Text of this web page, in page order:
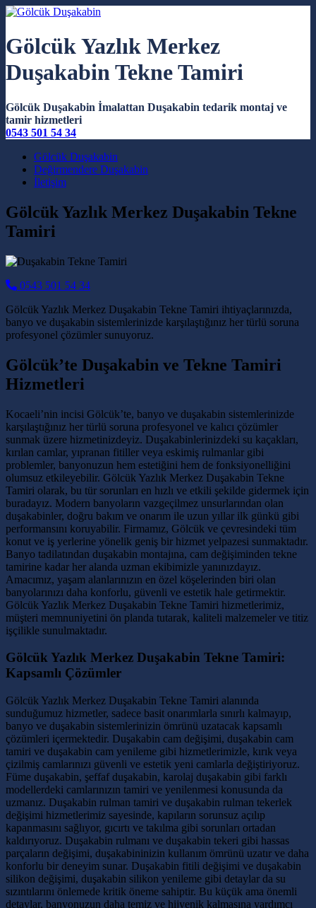
Gölcük Yazlık Merkez
Duşakabin Tekne Tamiri
Gölcük Duşakabin İmalattan Duşakabin tedarik montaj ve
tamir hizmetleri
0543 501 54 34
Main Navigation
Gölcük Duşakabin
Değirmendere Duşakabin
İletişim
Gölcük Yazlık Merkez Duşakabin Tekne
Tamiri
0543 501 54 34
Gölcük Yazlık Merkez Duşakabin Tekne Tamiri ihtiyaçlarınızda,
banyo ve duşakabin sistemlerinizde karşılaştığınız her türlü soruna
profesyonel çözümler sunuyoruz.
Gölcük’te Duşakabin ve Tekne Tamiri
Hizmetleri
Kocaeli’nin incisi Gölcük’te, banyo ve duşakabin sistemlerinizde
karşılaştığınız her türlü soruna profesyonel ve kalıcı çözümler
sunmak üzere hizmetinizdeyiz. Duşakabinlerinizdeki su kaçakları,
kırılan camlar, yıpranan fitiller veya eskimiş rulmanlar gibi
problemler, banyonuzun hem estetiğini hem de fonksiyonelliğini
olumsuz etkileyebilir. Gölcük Yazlık Merkez Duşakabin Tekne
Tamiri olarak, bu tür sorunları en hızlı ve etkili şekilde gidermek için
buradayız. Modern banyoların vazgeçilmez unsurlarından olan
duşakabinler, doğru bakım ve onarım ile uzun yıllar ilk günkü gibi
performansını koruyabilir. Firmamız, Gölcük ve çevresindeki tüm
konut ve iş yerlerine yönelik geniş bir hizmet yelpazesi sunmaktadır.
Banyo tadilatından duşakabin montajına, cam değişiminden tekne
tamirine kadar her alanda uzman ekibimizle yanınızdayız.
Amacımız, yaşam alanlarınızın en özel köşelerinden biri olan
banyolarınızı daha konforlu, güvenli ve estetik hale getirmektir.
Gölcük Yazlık Merkez Duşakabin Tekne Tamiri hizmetlerimiz,
müşteri memnuniyetini ön planda tutarak, kaliteli malzemeler ve titiz
işçilikle sunulmaktadır.
Gölcük Yazlık Merkez Duşakabin Tekne Tamiri:
Kapsamlı Çözümler
Gölcük Yazlık Merkez Duşakabin Tekne Tamiri alanında
sunduğumuz hizmetler, sadece basit onarımlarla sınırlı kalmayıp,
banyo ve duşakabin sistemlerinizin ömrünü uzatacak kapsamlı
çözümleri içermektedir. Duşakabin cam değişimi, duşakabin cam
tamiri ve duşakabin cam yenileme gibi hizmetlerimizle, kırık veya
çizilmiş camlarınızı güvenli ve estetik yeni camlarla değiştiriyoruz.
Füme duşakabin, şeffaf duşakabin, karolaj duşakabin gibi farklı
modellerdeki camlarınızın tamiri ve yenilenmesi konusunda da
uzmanız. Duşakabin rulman tamiri ve duşakabin rulman tekerlek
değişimi hizmetlerimiz sayesinde, kapıların sorunsuz açılıp
kapanmasını sağlıyor, gıcırtı ve takılma gibi sorunları ortadan
kaldırıyoruz. Duşakabin rulmanı ve duşakabin tekeri gibi hassas
parçaların değişimi, duşakabininizin kullanım ömrünü uzatır ve daha
konforlu bir deneyim sunar. Duşakabin fitili değişimi ve duşakabin
silikon değişimi, duşakabin silikon yenileme gibi detaylar da su
sızıntılarını önlemede kritik öneme sahiptir. Bu küçük ama önemli
detaylar, banyonuzun daha temiz ve hijyenik kalmasına yardımcı